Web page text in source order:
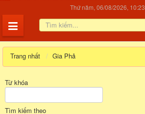
Thứ năm, 06/08/2026, 10:23
Trang nhất Gia Phả
Từ khóa
Tìm kiếm theo